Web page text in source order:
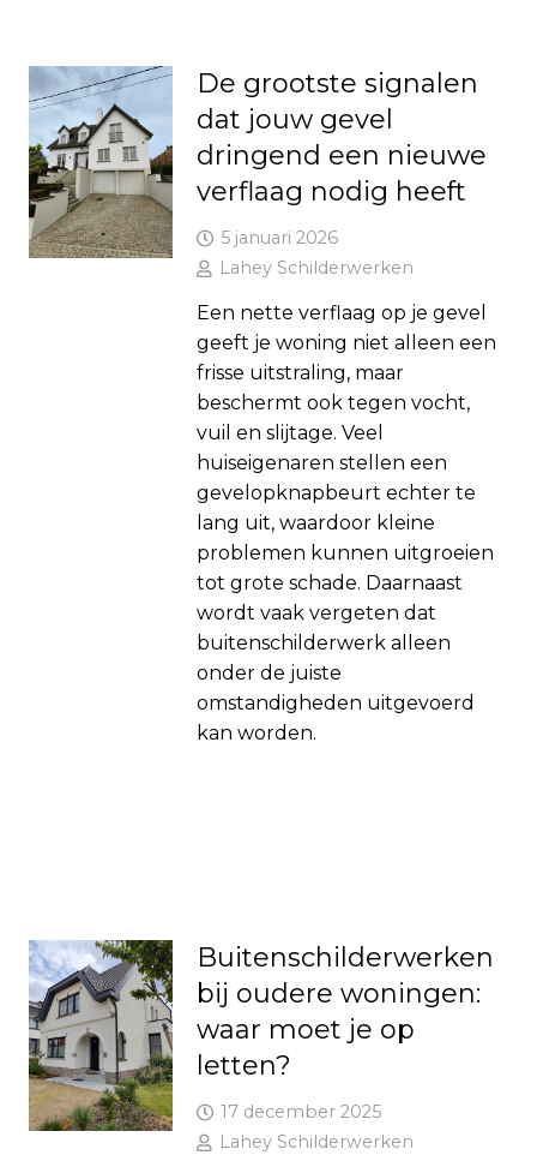
De grootste signalen
dat jouw gevel
dringend een nieuwe
verflaag nodig heeft
5 januari 2026
Lahey Schilderwerken
Een nette verflaag op je gevel
geeft je woning niet alleen een
frisse uitstraling, maar
beschermt ook tegen vocht,
vuil en slijtage. Veel
huiseigenaren stellen een
gevelopknapbeurt echter te
lang uit, waardoor kleine
problemen kunnen uitgroeien
tot grote schade. Daarnaast
wordt vaak vergeten dat
buitenschilderwerk alleen
onder de juiste
omstandigheden uitgevoerd
kan worden.
Buitenschilderwerken
bij oudere woningen:
waar moet je op
letten?
17 december 2025
Lahey Schilderwerken